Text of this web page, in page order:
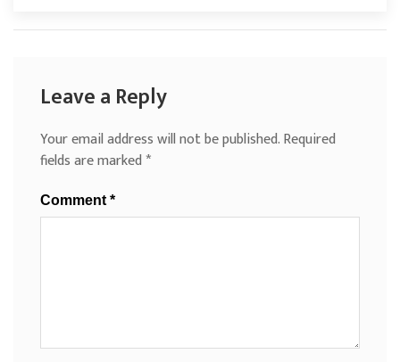
Leave a Reply
Your email address will not be published.Required
fields are marked*
Comment *